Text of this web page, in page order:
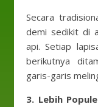
Secara
demi sedikit di
api. Setiap
berikutnya
garis-garis
3. Lebih